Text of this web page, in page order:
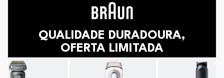
QUALIDADE DURADOURA,
OFERTA LIMITADA